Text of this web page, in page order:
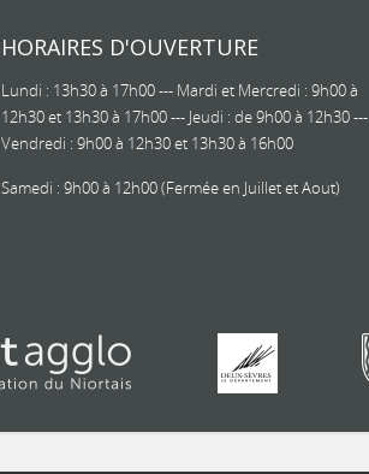
HORAIRES D'OUVERTURE
Lundi : 13h30 à 17h00 --- Mardi et Mercredi : 9h00 à
12h30 et 13h30 à 17h00 --- Jeudi : de 9h00 à 12h30 ---
Vendredi : 9h00 à 12h30 et 13h30 à 16h00
Samedi : 9h00 à 12h00 (Fermée en Juillet et Aout)